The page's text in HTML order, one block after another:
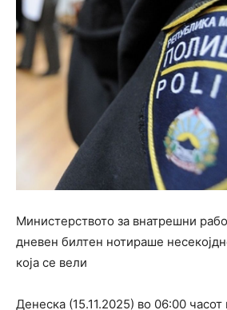
Министерството за внатрешни
дневен билтен нотираше
која се вели
Денеска (15.11.2025) во 06:00